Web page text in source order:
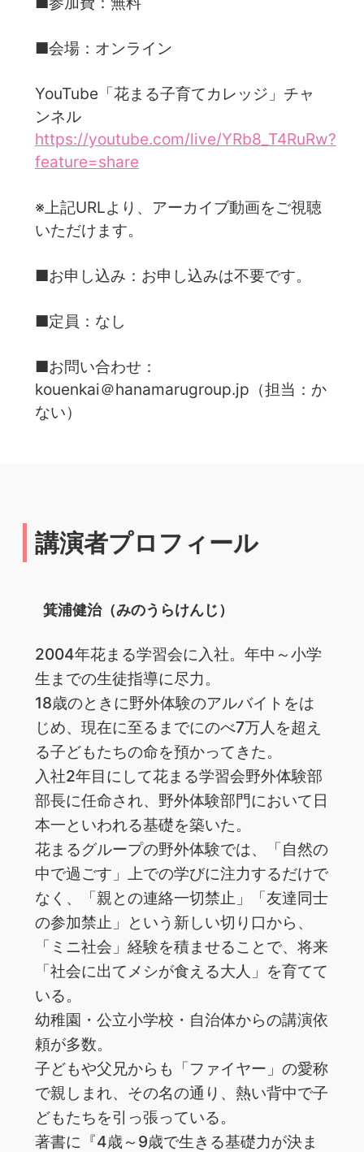
■会場：オンライン
YouTube「花まる子育てカレッジ」チャ
ンネル
https://youtube.com/live/YRb8_T4RuRw?
feature=share
※上記URLより、アーカイブ動画をご視聴
いただけます。
■お申し込み：お申し込みは不要です。
■定員：なし
■お問い合わせ：
kouenkai＠hanamarugroup.jp（担当：か
ない）
講演者プロフィール
箕浦健治（みのうらけんじ）
2004年花まる学習会に入社。年中～小学
生までの生徒指導に尽力。
18歳のときに野外体験のアルバイトをは
じめ、現在に至るまでにのべ7万人を超え
る子どもたちの命を預かってきた。
入社2年目にして花まる学習会野外体験部
部長に任命され、野外体験部門において日
本一といわれる基礎を築いた。
花まるグループの野外体験では、「自然の
中で過ごす」上での学びに注力するだけで
なく、「親との連絡一切禁止」「友達同士
の参加禁止」という新しい切り口から、
「ミニ社会」経験を積ませることで、将来
「社会に出てメシが食える大人」を育てて
いる。
幼稚園・公立小学校・自治体からの講演依
頼が多数。
子どもや父兄からも「ファイヤー」の愛称
で親しまれ、その名の通り、熱い背中で子
どもたちを引っ張っている。
著書に『4歳～9歳で生きる基礎力が決ま